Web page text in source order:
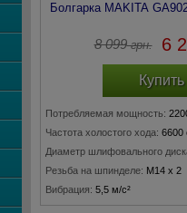
Болгарка MAKITA
8 099грн. 6
Купить
Потребляемая мощность:
Частота холостого хода: 6600
Диаметр шлифовального
Резьба на шпинделе: M14 x 2
Вибрация: 5,5 м/с²